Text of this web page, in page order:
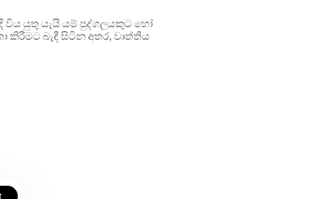
යුතු යැයි යම් පුද්ගලයකුට හෝ
කිරීමට බැඳී සිටින අතර, වෘත්තීය